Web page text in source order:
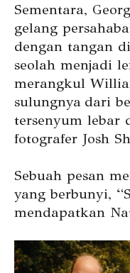
Sementara,
gelang
dengan tangan
seolah menjadi
merangkul
sulungnya dari
tersenyum lebar
fotografer Josh
Sebuah pesan
yang berbunyi,
mendapatkan